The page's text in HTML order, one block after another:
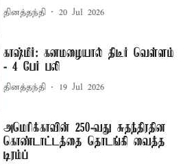
தினத்தந்தி 20 Jul 2026
காஷ்மீர்: கனமழையால் திடீர் வெள்ளம்
- 4 பேர் பலி
தினத்தந்தி 19 Jul 2026
அமெரிக்காவின் 250-வது சுதந்திரதின
கொண்டாட்டத்தை தொடங்கி வைத்த
டிரம்ப்